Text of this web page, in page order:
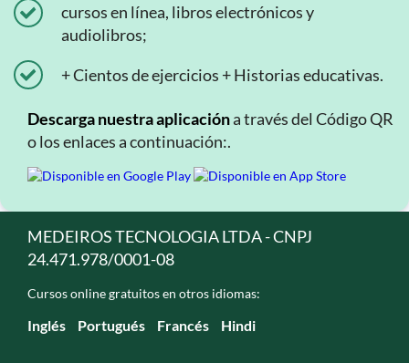
cursos en línea, libros electrónicos y
audiolibros;
+ Cientos de ejercicios + Historias educativas.
Descarga nuestra aplicacióna través del Código QR
o los enlaces a continuación:.
MEDEIROS TECNOLOGIA LTDA - CNPJ
24.471.978/0001-08
Cursos online gratuitos en otros idiomas:
Inglés Portugués Francés Hindi